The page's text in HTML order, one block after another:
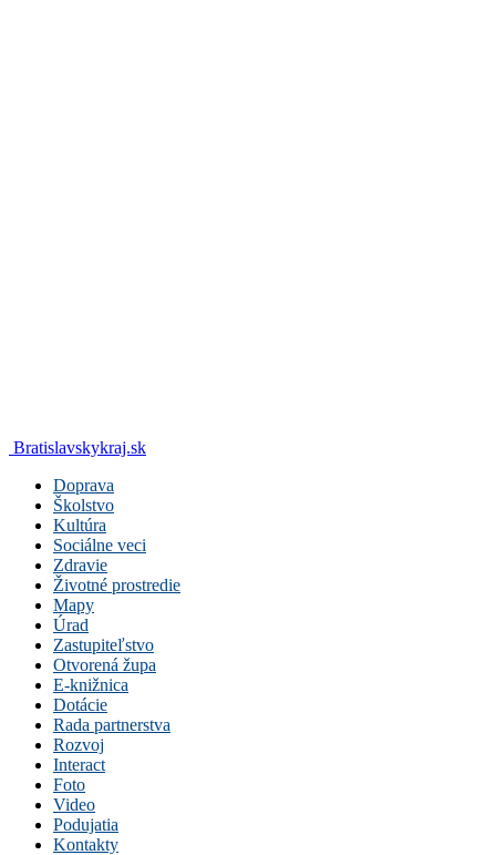
Bratislavskykraj.sk
Doprava
Školstvo
Kultúra
Sociálne veci
Zdravie
Životné prostredie
Mapy
Úrad
Zastupiteľstvo
Otvorená župa
E-knižnica
Dotácie
Rada partnerstva
Rozvoj
Interact
Foto
Video
Podujatia
Kontakty